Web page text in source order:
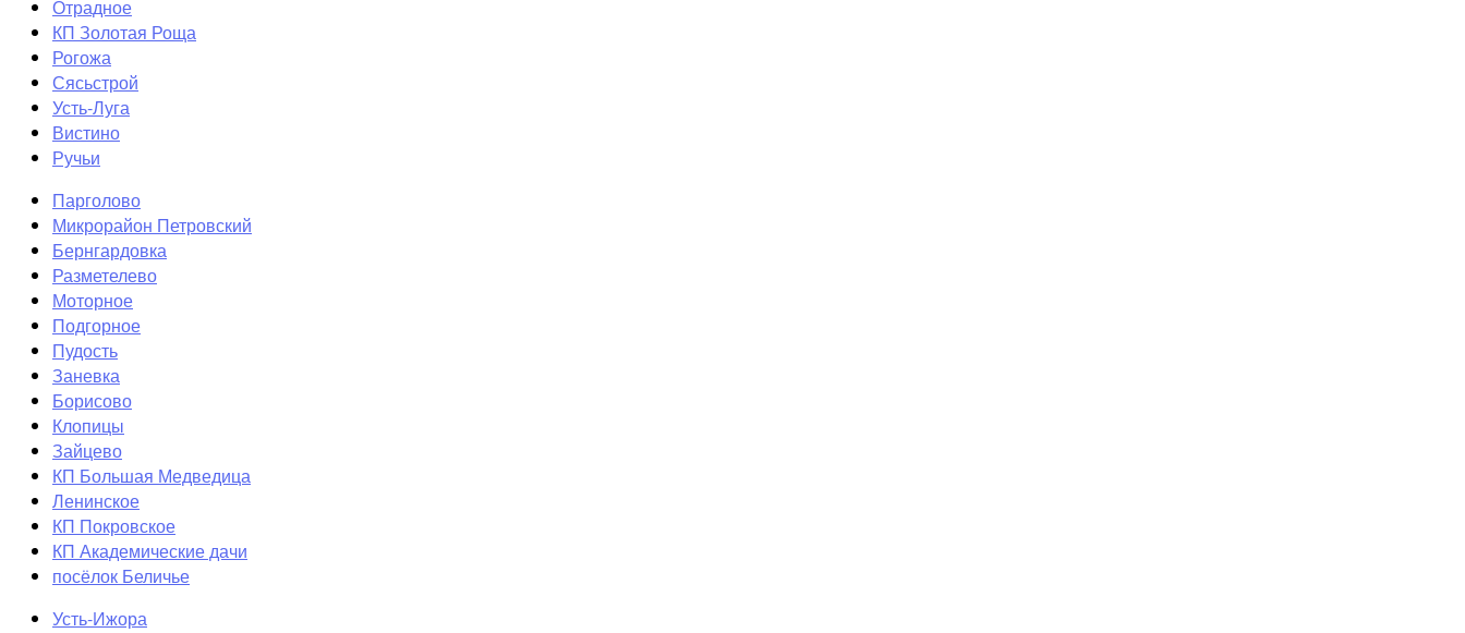
Отрадное
КП Золотая Роща
Рогожа
Сясьстрой
Усть-Луга
Вистино
Ручьи
Парголово
Микрорайон Петровский
Бернгардовка
Разметелево
Моторное
Подгорное
Пудость
Заневка
Борисово
Клопицы
Зайцево
КП Большая Медведица
Ленинское
КП Покровское
КП Академические дачи
посёлок Беличье
Усть-Ижора